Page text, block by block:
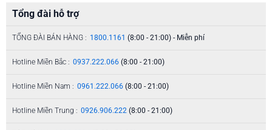
Tổng đài hỗ trợ
TỔNG ĐÀI BÁN HÀNG : 1800.1161 (8:00 - 21:00) - Miễn phí
Hotline Miền Bắc : 0937.222.066 (8:00 - 21:00)
Hotline Miền Nam : 0961.222.066 (8:00 - 21:00)
Hotline Miền Trung : 0926.906.222 (8:00 - 21:00)